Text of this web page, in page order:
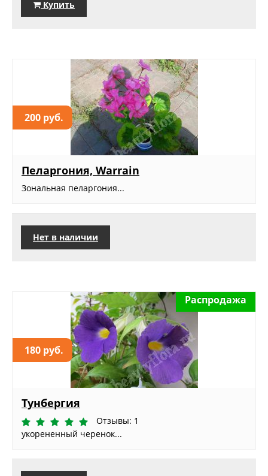
Купить
200 руб.
Пеларгония, Warrain
Зональная пеларгония...
Нет в наличии
180 руб.
Распродажа
Тунбергия
Отзывы: 1
укорененный черенок...